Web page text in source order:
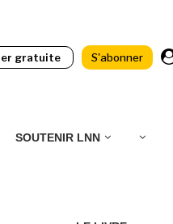
gratuite S'abonner
SOUTENIR LNN